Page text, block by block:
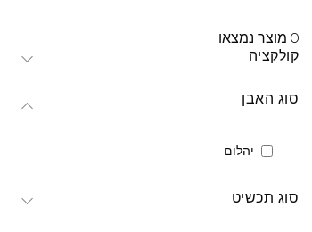
0 מוצר נמצאו
קולקציה
סוג האבן
יהלום
סוג תכשיט